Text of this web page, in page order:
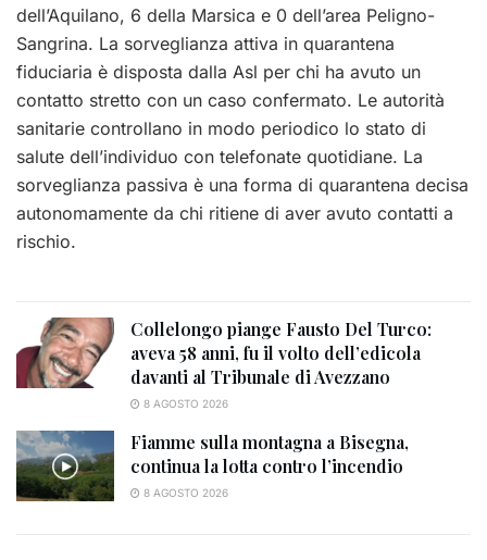
dell’Aquilano, 6 della Marsica e 0 dell’area Peligno-
Sangrina. La sorveglianza attiva in quarantena
fiduciaria è disposta dalla Asl per chi ha avuto un
contatto stretto con un caso confermato. Le autorità
sanitarie controllano in modo periodico lo stato di
salute dell’individuo con telefonate quotidiane. La
sorveglianza passiva è una forma di quarantena decisa
autonomamente da chi ritiene di aver avuto contatti a
rischio.
Collelongo piange Fausto Del Turco:
aveva 58 anni, fu il volto dell’edicola
davanti al Tribunale di Avezzano
8 AGOSTO 2026
Fiamme sulla montagna a Bisegna,
continua la lotta contro l’incendio
8 AGOSTO 2026